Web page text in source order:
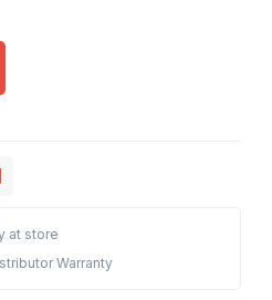
at store
Warranty